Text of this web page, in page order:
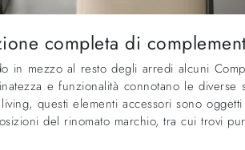
completa di
mezzo al resto degli arredi alcuni
e funzionalità connotano le
questi elementi accessori sono
del rinomato marchio, tra cui trovi